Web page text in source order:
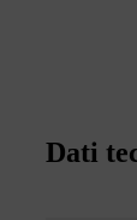
Dati